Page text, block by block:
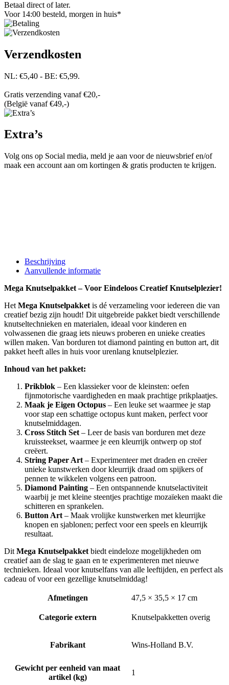
Betaal direct of later.
Voor 14:00 besteld, morgen in huis*
Verzendkosten
NL: €5,40 - BE: €5,99.
Gratis verzending vanaf €20,-
(België vanaf €49,-)
Extra’s
Volg ons op Social media, meld je aan voor de nieuwsbrief en/of
maak een account aan om kortingen & gratis producten te krijgen.
Beschrijving
Aanvullende informatie
Mega Knutselpakket – Voor Eindeloos Creatief Knutselplezier!
Het Mega Knutselpakket is dé verzameling voor iedereen die van
creatief bezig zijn houdt! Dit uitgebreide pakket biedt verschillende
knutseltechnieken en materialen, ideaal voor kinderen en
volwassenen die graag iets nieuws proberen en unieke creaties
willen maken. Van borduren tot diamond painting en button art, dit
pakket heeft alles in huis voor urenlang knutselplezier.
Inhoud van het pakket:
Prikblok – Een klassieker voor de kleinsten: oefen
fijnmotorische vaardigheden en maak prachtige prikplaatjes.
Maak je Eigen Octopus – Een leuke set waarmee je stap
voor stap een schattige octopus kunt maken, perfect voor
knutselmiddagen.
Cross Stitch Set – Leer de basis van borduren met deze
kruissteekset, waarmee je een kleurrijk ontwerp op stof
creëert.
String Paper Art – Experimenteer met draden en creëer
unieke kunstwerken door kleurrijk draad om spijkers of
pennen te wikkelen volgens een patroon.
Diamond Painting – Een ontspannende knutselactiviteit
waarbij je met kleine steentjes prachtige mozaïeken maakt die
schitteren en sprankelen.
Button Art – Maak vrolijke kunstwerken met kleurrijke
knopen en sjablonen; perfect voor een speels en kleurrijk
resultaat.
Dit Mega Knutselpakket biedt eindeloze mogelijkheden om
creatief aan de slag te gaan en te experimenteren met nieuwe
technieken. Ideaal voor knutselfans van alle leeftijden, en perfect als
cadeau of voor een gezellige knutselmiddag!
Afmetingen 47,5 × 35,5 × 17 cm
Categorie extern Knutselpakketten overig
Fabrikant Wins-Holland B.V.
Gewicht per eenheid van maat
artikel (kg)
1